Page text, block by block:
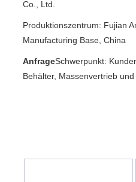
Co., Ltd.
Produktionszentrum: Fujian
Manufacturing Base, China
AnfrageSchwerpunkt:
Behälter, Massenvertrieb